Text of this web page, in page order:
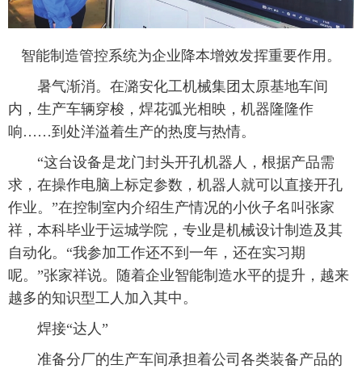
智能制造管控系统为企业降本增效发挥重要作用。
暑气渐消。在潞安化工机械集团太原基地车间
内，生产车辆穿梭，焊花弧光相映，机器隆隆作
响……到处洋溢着生产的热度与热情。
“这台设备是龙门封头开孔机器人，根据产品需
求，在操作电脑上标定参数，机器人就可以直接开孔
作业。”在控制室内介绍生产情况的小伙子名叫张家
祥，本科毕业于运城学院，专业是机械设计制造及其
自动化。“我参加工作还不到一年，还在实习期
呢。”张家祥说。随着企业智能制造水平的提升，越来
越多的知识型工人加入其中。
焊接“达人”
准备分厂的生产车间承担着公司各类装备产品的